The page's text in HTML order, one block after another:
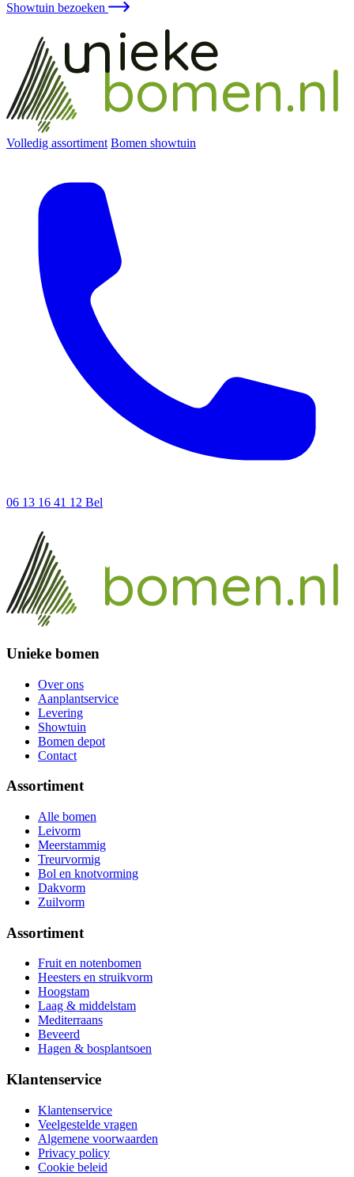
Showtuin bezoeken
bomen.nl
unieke
Volledig assortiment Bomen showtuin
06 13 16 41 12 Bel
bomen.nl
un
Unieke bomen
Over ons
Aanplantservice
Levering
Showtuin
Bomen depot
Contact
Assortiment
Alle bomen
Leivorm
Meerstammig
Treurvormig
Bol en knotvorming
Dakvorm
Zuilvorm
Assortiment
Fruit en notenbomen
Heesters en struikvorm
Hoogstam
Laag & middelstam
Mediterraans
Beveerd
Hagen & bosplantsoen
Klantenservice
Klantenservice
Veelgestelde vragen
Algemene voorwaarden
Privacy policy
Cookie beleid